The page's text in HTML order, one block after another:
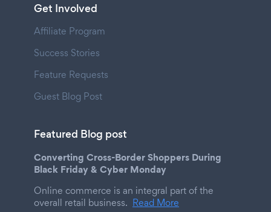
Get Involved
Affiliate Program
Success Stories
Feature Requests
Guest Blog Post
Featured Blog post
Converting Cross-Border Shoppers During
Black Friday & Cyber Monday
Online commerce is an integral part of the
overall retail business. Read More